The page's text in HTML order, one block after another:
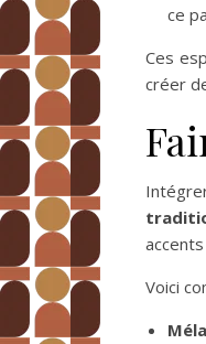
ce
Ces
créer
Voici